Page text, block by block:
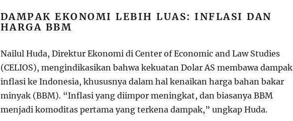
DAMPAK EKONOMI LEBIH LUAS: INFLASI DAN
HARGA BBM
Nailul Huda, Direktur Ekonomi di Center of Economic and Law Studies
(CELIOS), mengindikasikan bahwa kekuatan Dolar AS membawa dampak
inflasi ke Indonesia, khususnya dalam hal kenaikan harga bahan bakar
minyak (BBM). “Inflasi yang diimpor meningkat, dan biasanya BBM
menjadi komoditas pertama yang terkena dampak,” ungkap Huda.